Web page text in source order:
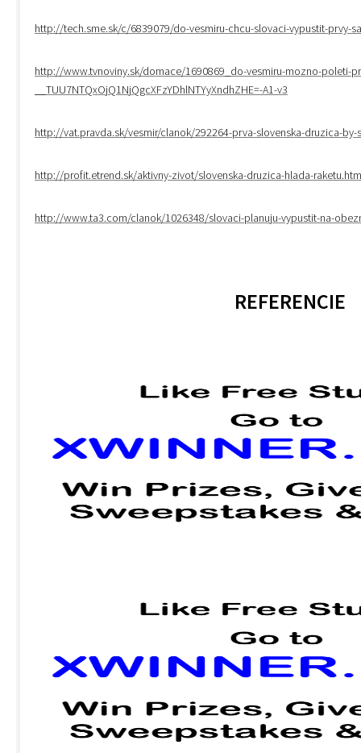
http://tech.sme.sk/c/6839079/do-vesmiru-chcu-slovaci-vypustit-prvy-
http://www.tvnoviny.sk/domace/1690869_do-vesmiru-mozno-poleti-
__TUU7NTQxOjQ1NjQgcXFzYDhlNTYyXndhZHE=-A1-v3
http://vat.pravda.sk/vesmir/clanok/292264-prva-slovenska-druzica-
http://profit.etrend.sk/aktivny-zivot/slovenska-druzica-hlada-
http://www.ta3.com/clanok/1026348/slovaci-planuju-vypustit-na-
REFERENCIE